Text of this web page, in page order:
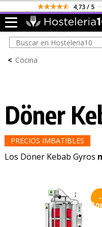
Todos los
< Cocina
Döner
PRECIOS IMBATIBLES
Los Döner Kebab Gyros
-